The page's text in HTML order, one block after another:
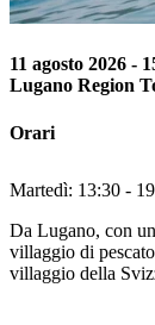
11 agosto 2026 -
Lugano Region
Orari
Martedì: 13:30 -
Da Lugano, con
villaggio di
villaggio della